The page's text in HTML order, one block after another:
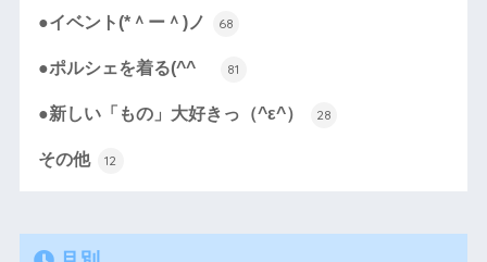
●イベント(*＾ー＾)ノ 68
●ポルシェを着る(^^ゞ 81
●新しい「もの」大好きっ（^ε^） 28
その他 12